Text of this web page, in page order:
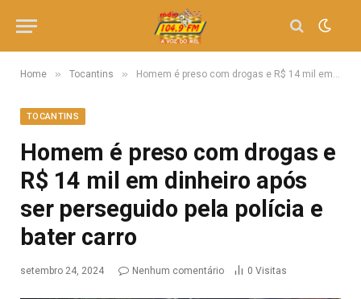
Home » Tocantins » Homem é preso com drogas e R$ 14 mil em dinheiro após ser perseguido pela polícia e bater carro
TOCANTINS
Homem é preso com drogas e
R$ 14 mil em dinheiro após
ser perseguido pela polícia e
bater carro
setembro 24, 2024 Nenhum comentário 0 Visitas